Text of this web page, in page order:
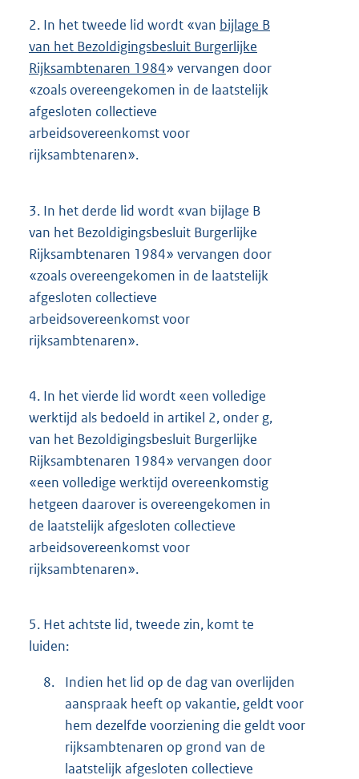
2. In het tweede lid wordt «van bijlage B
van het Bezoldigingsbesluit Burgerlijke
Rijksambtenaren 1984» vervangen door
«zoals overeengekomen in de laatstelijk
afgesloten collectieve
arbeidsovereenkomst voor
rijksambtenaren».
3. In het derde lid wordt «van bijlage B
van het Bezoldigingsbesluit Burgerlijke
Rijksambtenaren 1984» vervangen door
«zoals overeengekomen in de laatstelijk
afgesloten collectieve
arbeidsovereenkomst voor
rijksambtenaren».
4. In het vierde lid wordt «een volledige
werktijd als bedoeld in artikel 2, onder g,
van het Bezoldigingsbesluit Burgerlijke
Rijksambtenaren 1984» vervangen door
«een volledige werktijd overeenkomstig
hetgeen daarover is overeengekomen in
de laatstelijk afgesloten collectieve
arbeidsovereenkomst voor
rijksambtenaren».
5. Het achtste lid, tweede zin, komt te
luiden:
8.
Indien het lid op de dag van overlijden
aanspraak heeft op vakantie, geldt voor
hem dezelfde voorziening die geldt voor
rijksambtenaren op grond van de
laatstelijk afgesloten collectieve